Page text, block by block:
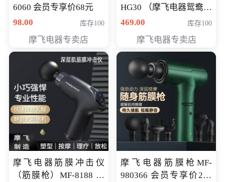
6060 会员专享价68元
98.00
库存100
摩飞电器专卖店
HG30 （摩飞电器鸳鸯锅
MF-HG30 ） 会员专享价
469.00 库存100
摩飞电器专卖店
摩飞电器筋膜冲击仪
（筋膜枪）MF-8188 会
摩飞电器筋膜枪MF-
980366 会员专享价299